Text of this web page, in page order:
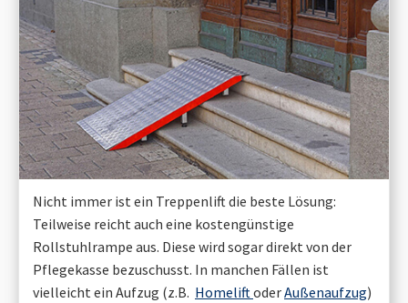
Nicht immer ist ein Treppenlift die beste Lösung:
Teilweise reicht auch eine kostengünstige
Rollstuhlrampe aus. Diese wird sogar direkt von der
Pflegekasse bezuschusst. In manchen Fällen ist
vielleicht ein Aufzug (z.B. HomeliftoderAußenaufzug)